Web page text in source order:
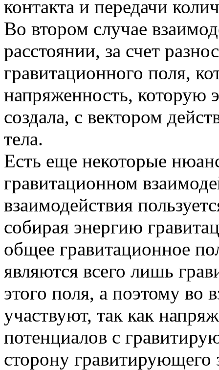
контакта и передачи
Во втором случае
расстоянии, за счет
гравитационного поля,
напряженность, которую
создала, с вектором
тела.
Есть еще некоторые
гравитационном
взаимодействия
собирая энергию
общее гравитационное
являются всего лишь
этого поля, а поэтому во
участвуют, так как
потенциалов с
сторону